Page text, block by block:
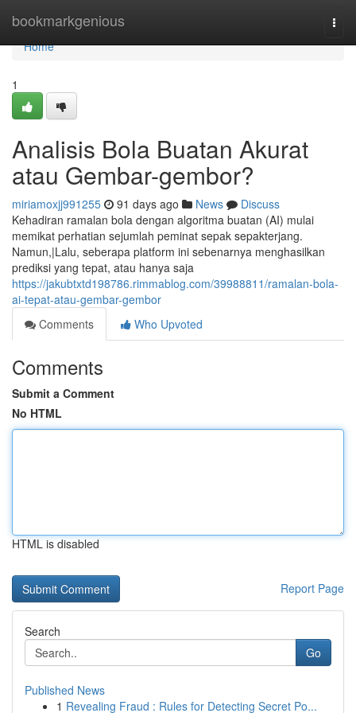
bookmarkgenious
Home
Home
1
Analisis Bola Buatan Akurat
atau Gembar-gembor?
miriamoxjj991255 91 days ago News
Discuss
Kehadiran ramalan bola dengan algoritma buatan (AI) mulai
memikat perhatian sejumlah peminat sepak sepakterjang.
Namun,|Lalu, seberapa platform ini sebenarnya menghasilkan
prediksi yang tepat, atau hanya saja
https://jakubtxtd198786.rimmablog.com/39988811/ramalan-bola-
ai-tepat-atau-gembar-gembor
Comments
Who Upvoted
Comments
Submit a Comment
No HTML
HTML is disabled
Report Page
Search
Go
Published News
1 Revealing Fraud : Rules for Detecting Secret Po...